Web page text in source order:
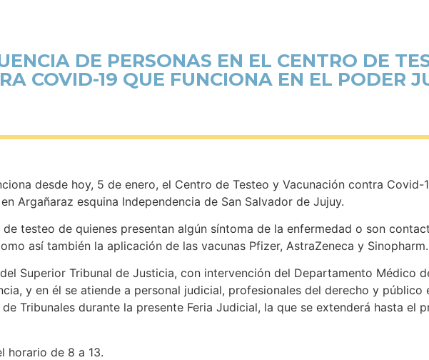
DE PERSONAS EN EL CENTRO DE
COVID-19 QUE FUNCIONA EN EL PODER
desde hoy, 5 de enero, el Centro de Testeo y Vacunación contra Covid-
Argañaraz esquina Independencia de San Salvador de Jujuy.
testeo de quienes presentan algún síntoma de la enfermedad o son
así también la aplicación de las vacunas Pfizer, AstraZeneca y Sinopharm.
Superior Tribunal de Justicia, con intervención del Departamento Médico
y en él se atiende a personal judicial, profesionales del derecho y público
Tribunales durante la presente Feria Judicial, la que se extenderá hasta el
horario de 8 a 13.